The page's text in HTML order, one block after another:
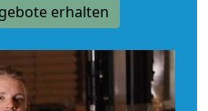
erhalten